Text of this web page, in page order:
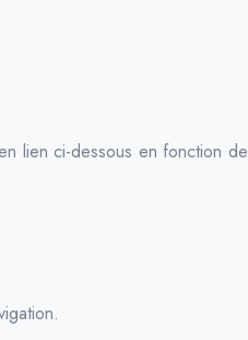
lien ci-dessous en fonction de